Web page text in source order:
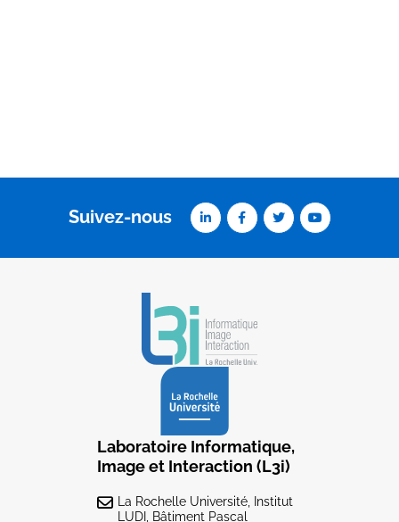
Suivez-nous
Laboratoire Informatique,
Image et Interaction (L3i)
La Rochelle Université, Institut
LUDI, Bâtiment Pascal